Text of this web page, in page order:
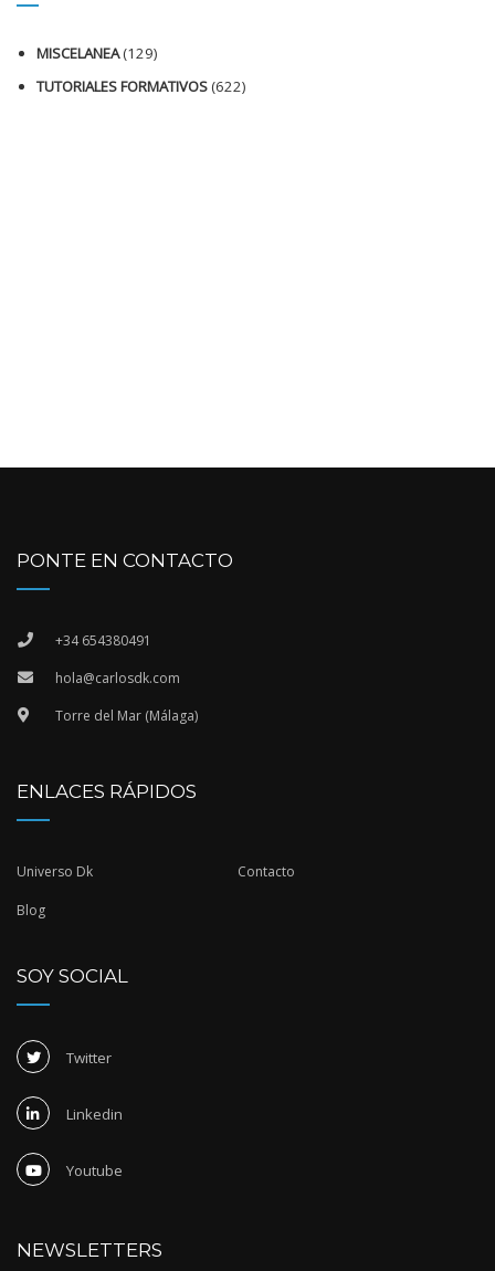
MISCELANEA(129)
TUTORIALES FORMATIVOS(622)
PONTE EN CONTACTO
+34 654380491
hola@carlosdk.com
Torre del Mar (Málaga)
ENLACES RÁPIDOS
Universo Dk Contacto
Blog
SOY SOCIAL
Twitter
Linkedin
Youtube
NEWSLETTERS